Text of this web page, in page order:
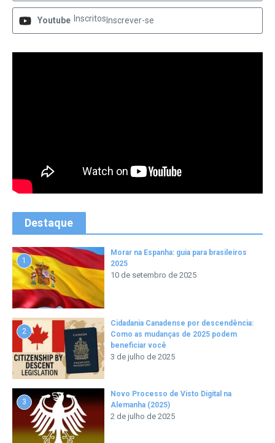
Youtube Inscritos Inscrever-se
Destaque
1
Morar na Espanha: guia para brasileiros
2025
10 de setembro de 2025
2
Cidadania Canadense por descendência:
Como as mudanças de 2025 podem
beneficiar você
3 de julho de 2025
3
Novo Processo de Visto Digital na
Alemanha (2025)
2 de julho de 2025